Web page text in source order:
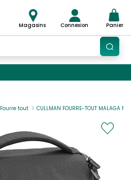
Magasins Connexion Panier
Fourre tout CULLMAN FOURRE-TOUT MALAGA